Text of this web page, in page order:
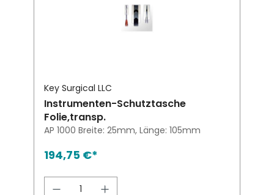
Key Surgical LLC
Instrumenten-Schutztasche
Folie,transp.
AP 1000 Breite: 25mm, Länge: 105mm
194,75 €*
Produkt Anzahl: Gib den